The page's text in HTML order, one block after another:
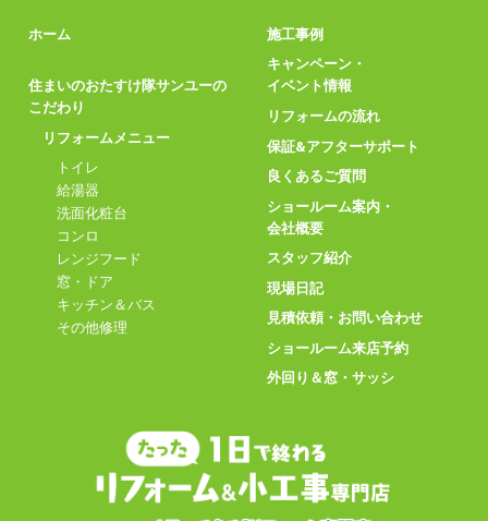
ホーム
住まいのおたすけ隊サンユーの
こだわり
リフォームメニュー
トイレ
給湯器
洗面化粧台
コンロ
レンジフード
窓・ドア
キッチン＆バス
その他修理
施工事例
キャンペーン・
イベント情報
リフォームの流れ
保証&アフターサポート
良くあるご質問
ショールーム案内・
会社概要
スタッフ紹介
現場日記
見積依頼・お問い合わせ
ショールーム来店予約
外回り＆窓・サッシ